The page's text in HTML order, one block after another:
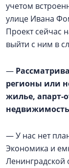
учетом
улице Ивана
Проект сейчас
выйти с ним в
—
регионы или
жилье, апарт-
— У нас нет
Экономика и
Ленинградской